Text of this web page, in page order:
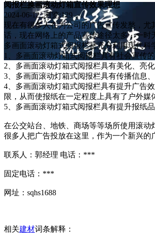
阅报栏换画滚动灯箱宣传效果理想
2024-06-12 浏览:129
现在有很多人在为公司的广告宣传发愁，
话，现在网络上的产品宣传途径太多，一时
多画面滚动灯箱式阅报栏是充分利用现代
1、多画面滚动灯箱式阅报栏具有社会宣传
2、多画面滚动灯箱式阅报栏具有美化、亮
3、多画面滚动灯箱式阅报栏具有传播信息、
4、多画面滚动灯箱式阅报栏具有提升广告
限，从而使报纸在一定程度上具有了户外媒
5、多画面滚动灯箱式阅报栏具有提升报纸
在公交站台、地铁、商场等等场所使用滚
很多人把广告投放在这里，作为一个新兴的
联系人：郭经理 电话：***
固定电话：***
网址：sqhs1688
相关建材词条解释：